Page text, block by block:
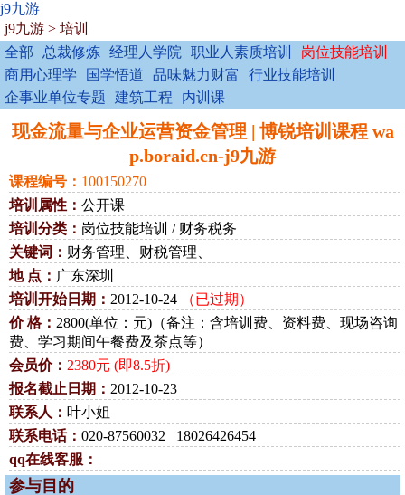
j9九游
j9九游 > 培训
全部
总裁修炼 经理人学院 职业人素质培训
岗位技能培训
商用心理学
国学悟道 品味魅力财富
行业技能培训
企事业单位专题
建筑工程 内训课
现金流量与企业运营资金管理 | 博锐培训课程 wa
p.boraid.cn-j9九游
课程编号： 100150270
培训属性： 公开课
培训分类： 岗位技能培训 / 财务税务
关键词： 财务管理、财税管理、
地 点： 广东深圳
培训开始日期： 2012-10-24
（已过期）
价 格： 2800(单位：元)（备注：含培训费、资料费、现场咨询
费、学习期间午餐费及茶点等）
会员价： 2380元 (即8.5折)
报名截止日期： 2012-10-23
联系人： 叶小姐
联系电话： 020-87560032 18026426454
qq在线客服：
参与目的